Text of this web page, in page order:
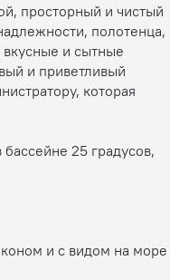
просторный и чистый
полотенца,
вкусные и сытные
и приветливый
которая
25 градусов,
и с видом на море